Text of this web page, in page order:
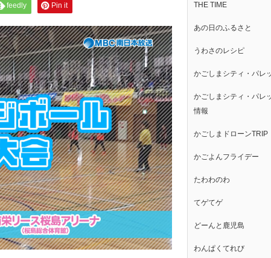
feedly Pin it THE TIME
あの日のふるさと
うわさのレシピ
かごしまシティ・パレ
かごしまシティ・パレ
情報
かごしまドローンTRIP
かごよんフライデー
たわわのわ
てゲてゲ
どーんと鹿児島
わんぱくてれび